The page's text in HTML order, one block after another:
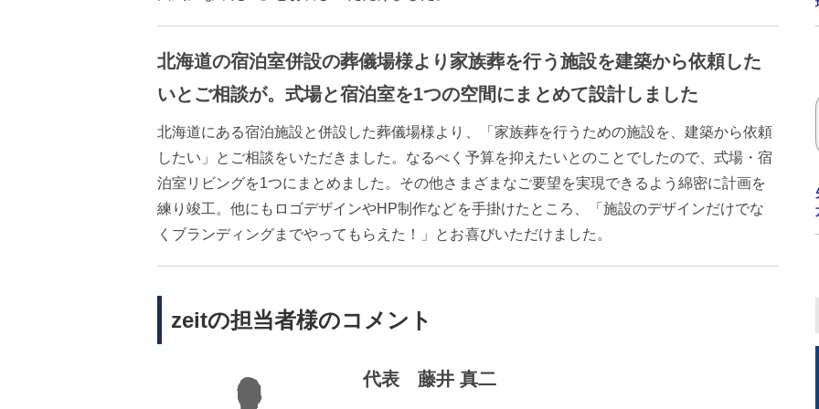
北海道の宿泊室併設の葬儀場様より家族葬を行う施設を建築から依頼した
いとご相談が。式場と宿泊室を1つの空間にまとめて設計しました
北海道にある宿泊施設と併設した葬儀場様より、「家族葬を行うための施設を、建築から依頼
したい」とご相談をいただきました。なるべく予算を抑えたいとのことでしたので、式場・宿
泊室リビングを1つにまとめました。その他さまざまなご要望を実現できるよう綿密に計画を
練り竣工。他にもロゴデザインやHP制作などを手掛けたところ、「施設のデザインだけでな
くブランディングまでやってもらえた！」とお喜びいただけました。
zeitの担当者様のコメント
代表 藤井 真二